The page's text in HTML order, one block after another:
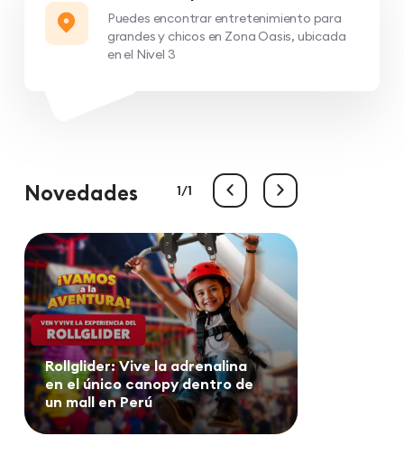
Puedes encontrar entretenimiento para
grandes y chicos en Zona Oasis, ubicada
en el Nivel 3
Novedades
Rollglider: Vive la adrenalina
en el único canopy dentro de
un mall en Perú
1 1